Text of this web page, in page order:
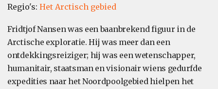
Regio's: Het Arctisch gebied
Fridtjof Nansen was een baanbrekend figuur in de
Arctische exploratie. Hij was meer dan een
ontdekkingsreiziger; hij was een wetenschapper,
humanitair, staatsman en visionair wiens gedurfde
expedities naar het Noordpoolgebied hielpen het